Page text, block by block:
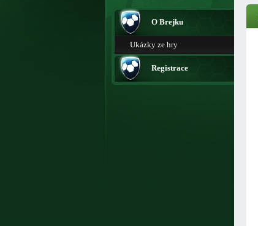
O Brejku
Ukázky ze hry
Registrace